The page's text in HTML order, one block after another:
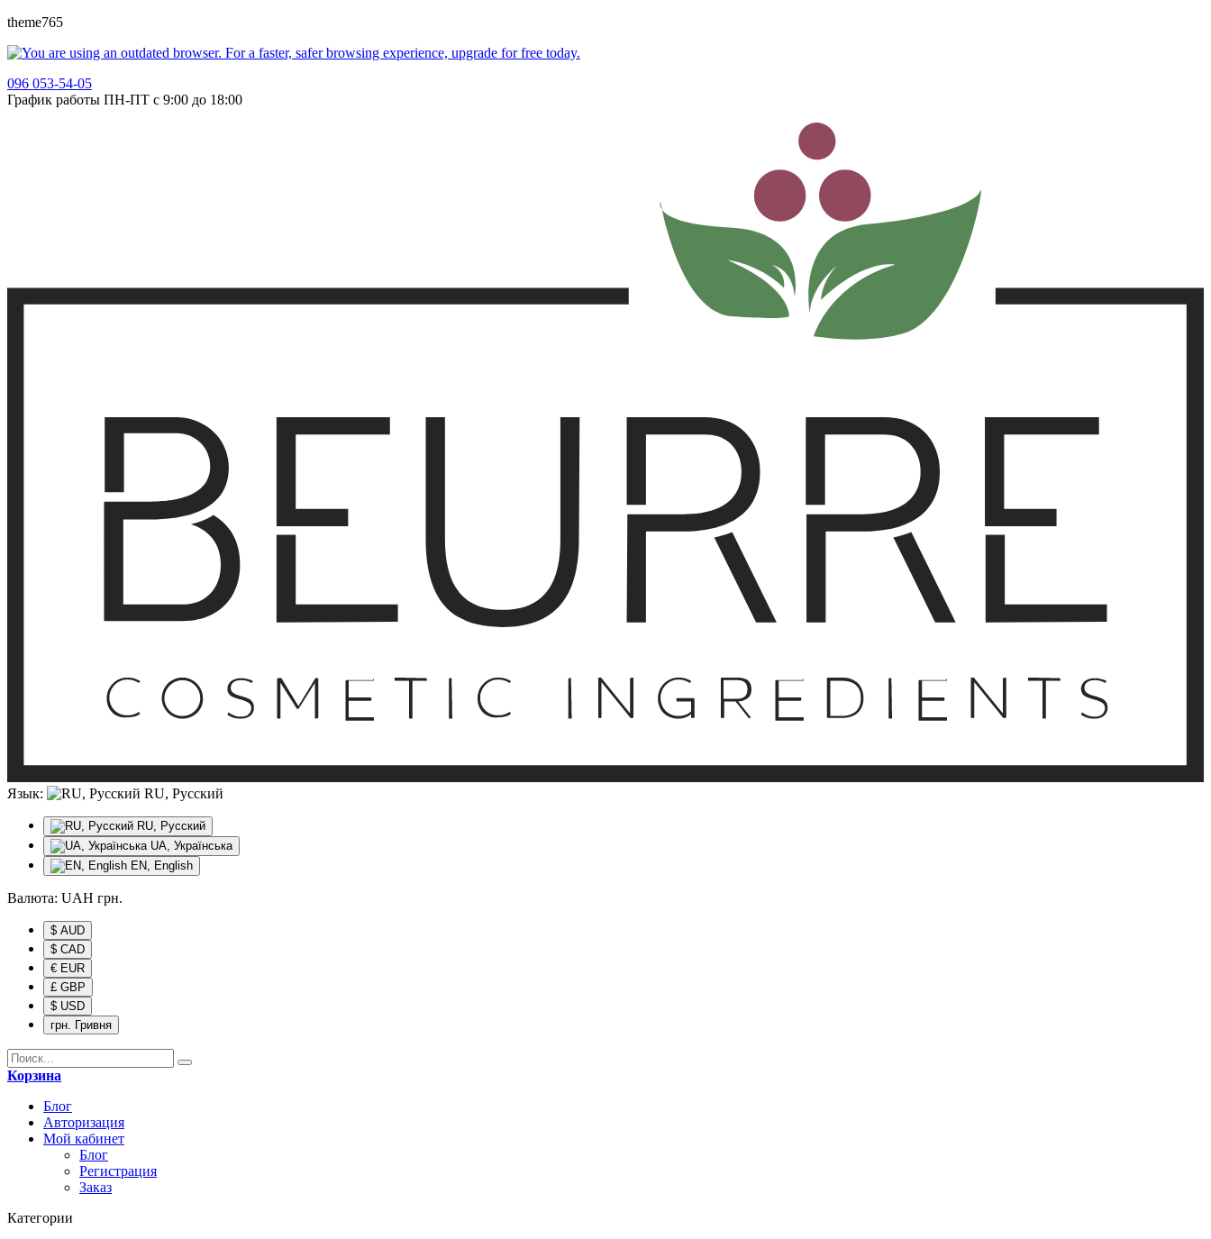
theme765
096 053-54-05
График работы ПН-ПТ с 9:00 до 18:00
Язык: RU, Русский
RU, Русский
UA, Українська
EN, English
Валюта: UAH грн.
$ AUD
$ CAD
€ EUR
£ GBP
$ USD
грн. Гривня
Корзина
Блог
Авторизация
Мой кабинет
Блог
Регистрация
Заказ
Категории